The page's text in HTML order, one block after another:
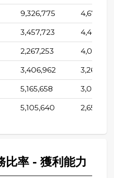
9,326,775
3,457,723
2,267,253
3,406,962 3,261,838
5,165,658
5,105,640
率 - 獲利能力